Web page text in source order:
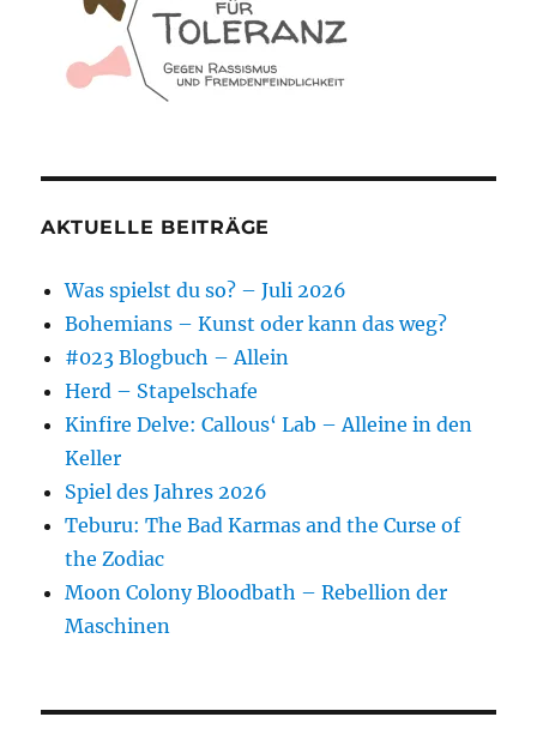
AKTUELLE BEITRÄGE
Was spielst du so? – Juli 2026
Bohemians – Kunst oder kann das weg?
#023 Blogbuch – Allein
Herd – Stapelschafe
Kinfire Delve: Callous‘ Lab – Alleine in den
Keller
Spiel des Jahres 2026
Teburu: The Bad Karmas and the Curse of
the Zodiac
Moon Colony Bloodbath – Rebellion der
Maschinen